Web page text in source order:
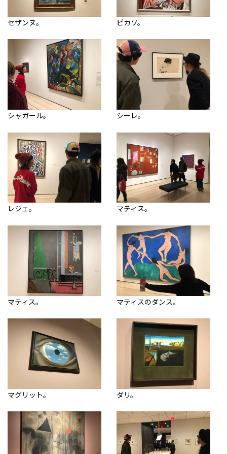
セザンヌ。 ピカソ。
シャガール。 シーレ。
レジェ。 マティス。
マティス。 マティスのダンス。
マグリット。 ダリ。